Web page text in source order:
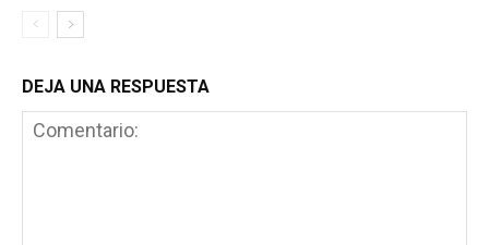
DEJA UNA RESPUESTA